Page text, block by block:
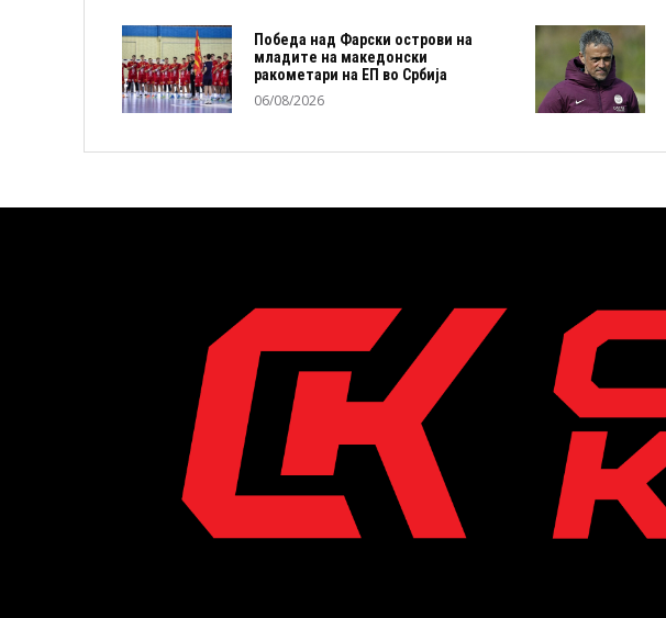
Победа над Фарски острови на
младите на македонски
ракометари на ЕП во Србија
06/08/2026